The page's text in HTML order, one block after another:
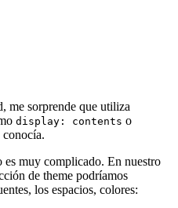
me sorprende que utiliza
display: contents o
es muy complicado. En nuestro
de theme podríamos
los espacios, colores: